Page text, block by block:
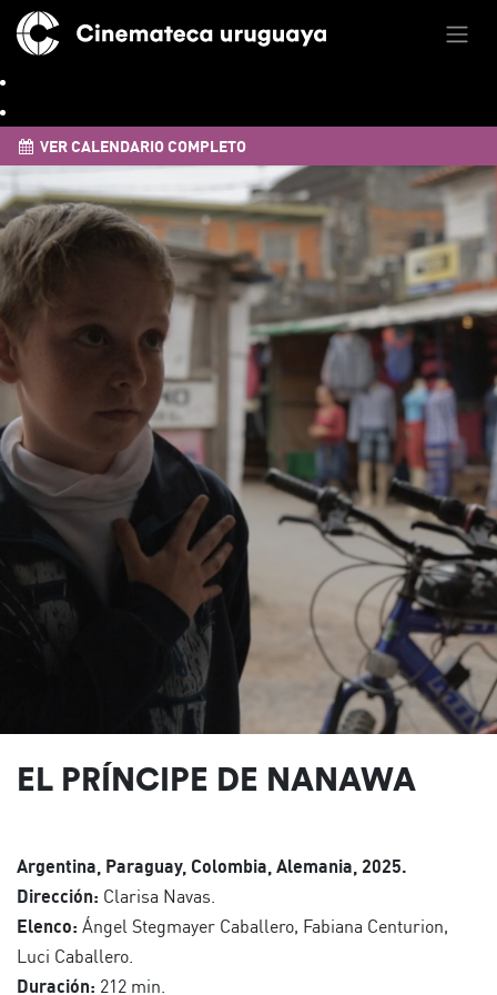
VER CALENDARIO COMPLETO
EL PRÍNCIPE DE NANAWA
Argentina, Paraguay, Colombia, Alemania, 2025.
Dirección: Clarisa Navas.
Elenco: Ángel Stegmayer Caballero, Fabiana Centurion,
Luci Caballero.
Duración: 212 min.